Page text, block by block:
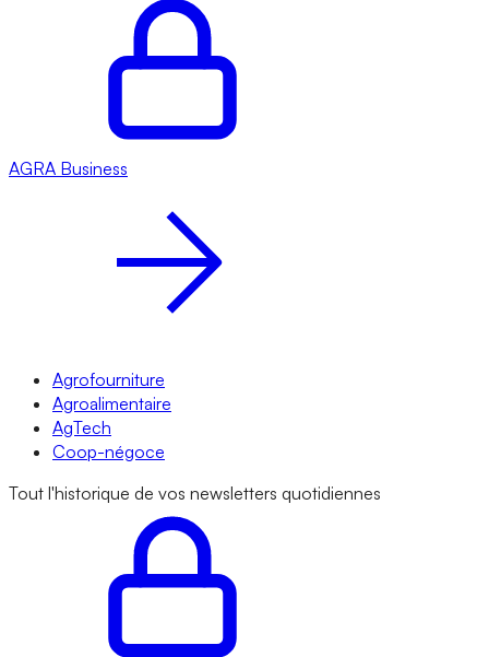
AGRA Business
Agrofourniture
Agroalimentaire
AgTech
Coop-négoce
Tout l'historique de vos newsletters quotidiennes